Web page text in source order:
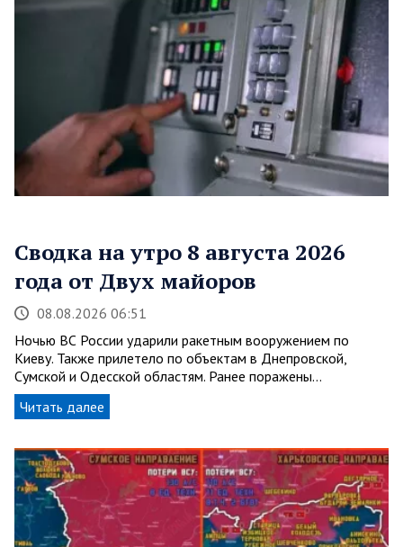
Сводка на утро 8 августа 2026
года от Двух майоров
08.08.2026 06:51
Ночью ВС России ударили ракетным вооружением по
Киеву. Также прилетело по объектам в Днепровской,
Сумской и Одесской областям. Ранее поражены…
Читать далее